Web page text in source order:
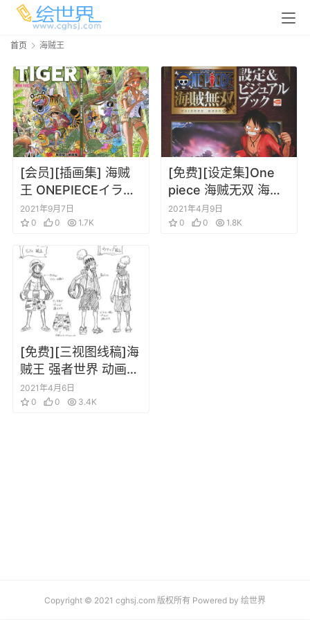
首页 海贼王
[会员][插画集] 海贼
王 ONEPIECEイラス
ト集 COLORWALK1-
9 (愛蔵版)
2021年9月7日
0
0 1.7K
[免费][设定集]One
piece 海贼无双 海贼
王游戏设定集
2021年4月9日
0
0 1.8K
[免费][三视图线稿]海
贼王 强者世界 动画资
料设定线稿集
2021年4月6日
0
0 3.4K
Copyright © 2021 cghsj.com 版权所有 Powered by 绘世界